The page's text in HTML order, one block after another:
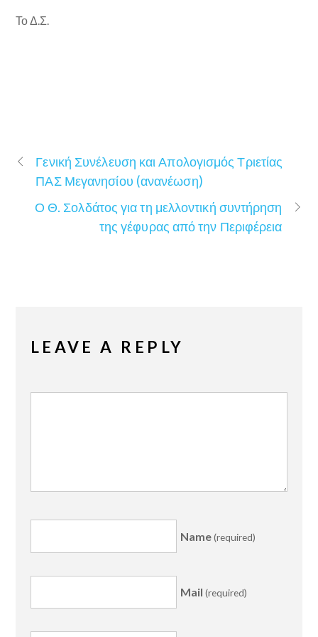
Το Δ.Σ.
Γενική Συνέλευση και Απολογισμός Τριετίας
ΠΑΣ Μεγανησίου (ανανέωση)
Ο Θ. Σολδάτος για τη μελλοντική συντήρηση
της γέφυρας από την Περιφέρεια
LEAVE A REPLY
Name(required)
Mail (required)